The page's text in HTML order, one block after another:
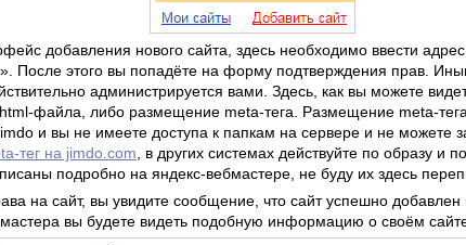
добавления нового сайта, здесь необходимо ввести
После этого вы попадёте на форму подтверждения прав.
администрируется вами. Здесь, как вы можете
файла, либо размещение meta-тега. Размещение meta-тега
и вы не имеете доступа к папкам на сервере и не можете
тег на jimdo.com , в других системах действуйте по образу и
подробно на яндекс-вебмастере, не буду их здесь
на сайт, вы увидите сообщение, что сайт успешно
вы будете видеть подобную информацию о своём